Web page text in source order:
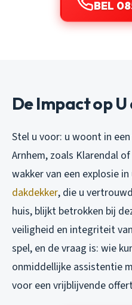
BEL
De Impact op
Stel u voor: u woont in
Arnhem, zoals Klarendal
wakker van een explosie
dakdekker, die u
huis, blijkt betrokken bij
veiligheid en integriteit
spel, en de vraag is: wie
onmiddellijke assistentie
voor een vrijblijvende